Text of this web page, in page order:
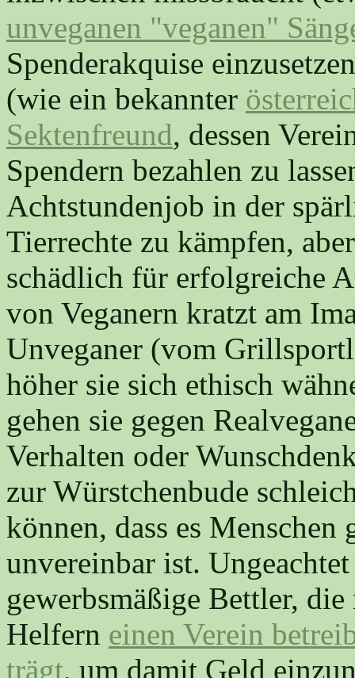
unveganen "veganen"
Spenderakquise
(wie ein bekannter
Sektenfreund, dessen
Spendern bezahlen zu
Achtstundenjob in der
Tierrechte zu kämpfen,
schädlich für erfolgreiche
von Veganern kratzt am
Unveganer (vom
höher sie sich ethisch
gehen sie gegen
Verhalten oder
zur Würstchenbude
können, dass es
unvereinbar ist.
gewerbsmäßige Bettler,
Helfern einen Verein
trägt, um damit Geld